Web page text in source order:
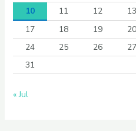
10
11 12 13
17
18 19 20
24
25 26 27
31
« Jul